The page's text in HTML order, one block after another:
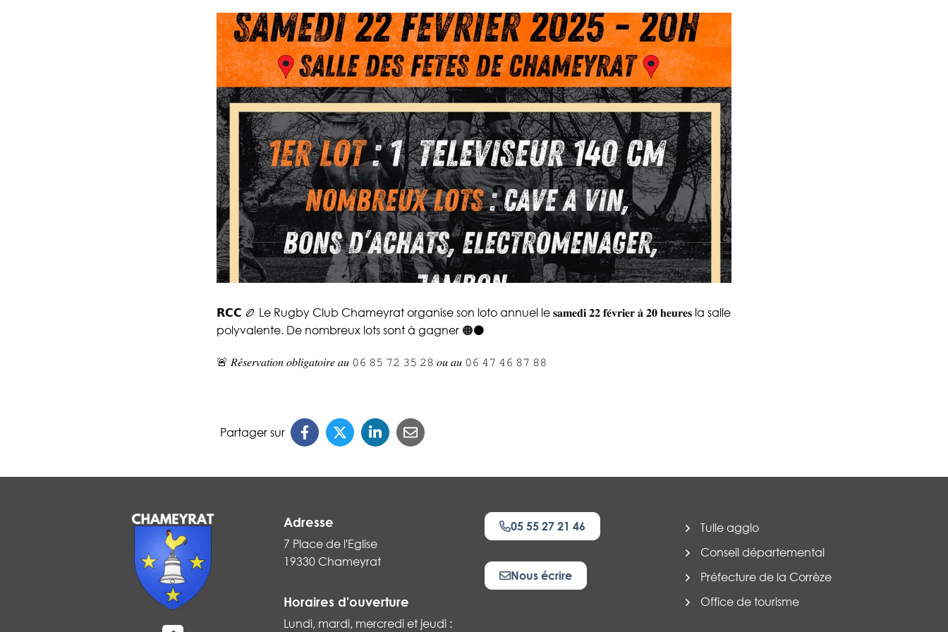
𝗥𝗖𝗖 🏉 Le Rugby Club Chameyrat organise son loto annuel le 𝐬𝐚𝐦𝐞𝐝𝐢 𝟐𝟐 𝐟𝐞́𝐯𝐫𝐢𝐞𝐫 𝐚̀ 𝟐𝟎 𝐡𝐞𝐮𝐫𝐞𝐬 la salle
polyvalente. De nombreux lots sont à gagner 🟠⚫
🚨 𝑅𝑒́𝑠𝑒𝑟𝑣𝑎𝑡𝑖𝑜𝑛 𝑜𝑏𝑙𝑖𝑔𝑎𝑡𝑜𝑖𝑟𝑒 𝑎𝑢 𝟶𝟼 𝟾𝟻 𝟽𝟸 𝟹𝟻 𝟸𝟾 𝑜𝑢 𝑎𝑢 𝟶𝟼 𝟺𝟽 𝟺𝟼 𝟾𝟽 𝟾𝟾
Partager sur
Adresse
7 Place de l'Eglise
19330 Chameyrat
Horaires d'ouverture
Lundi, mardi, mercredi et jeudi :
05 55 27 21 46
Nous écrire
Tulle agglo
Conseil départemental
Préfecture de la Corrèze
Office de tourisme